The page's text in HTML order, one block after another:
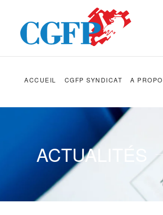
Skip to main content
ACCUEIL CGFP SYNDICAT A
ACTUALITÉS